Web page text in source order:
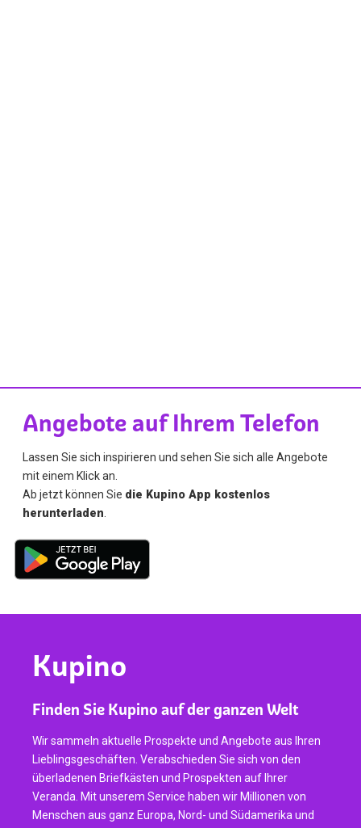
Angebote auf Ihrem Telefon
Lassen Sie sich inspirieren und sehen Sie sich alle Angebote
mit einem Klick an.
Ab jetzt können Sie die Kupino App kostenlos
herunterladen.
Kupino
Finden Sie Kupino auf der ganzen Welt
Wir sammeln aktuelle Prospekte und Angebote aus Ihren
Lieblingsgeschäften. Verabschieden Sie sich von den
überladenen Briefkästen und Prospekten auf Ihrer
Veranda. Mit unserem Service haben wir Millionen von
Menschen aus ganz Europa, Nord- und Südamerika und